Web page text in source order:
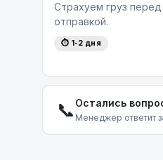
Страхуем груз перед
отправкой.
⏱ 1-2 дня
📞 Остались
Менеджер ответит